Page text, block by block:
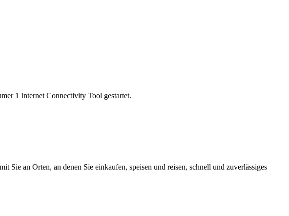
1 Internet Connectivity Tool gestartet.
an Orten, an denen Sie einkaufen, speisen und reisen, schnell und zuverlässiges